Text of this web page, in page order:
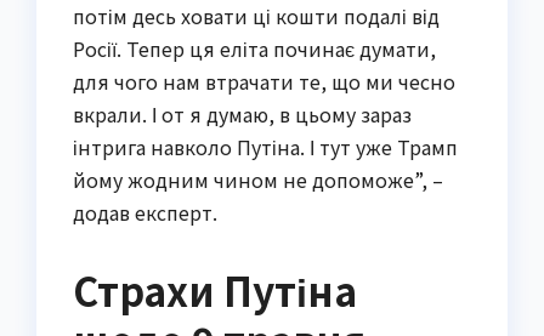
потім десь ховати ці кошти подалі від
Росії. Тепер ця еліта починає думати,
для чого нам втрачати те, що ми чесно
вкрали. І от я думаю, в цьому зараз
інтрига навколо Путіна. І тут уже Трамп
йому жодним чином не допоможе”, –
додав експерт.
Страхи Путіна